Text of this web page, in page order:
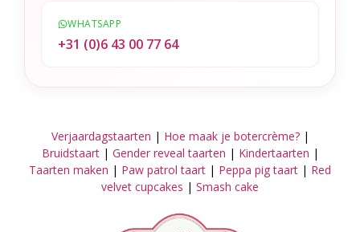
WHATSAPP
+31 (0)6 43 00 77 64
Verjaardagstaarten | Hoe maak je botercrème?|
Bruidstaart| Gender reveal taarten | Kindertaarten |
Taarten maken | Paw patrol taart | Peppa pig taart | Red
velvet cupcakes | Smash cake